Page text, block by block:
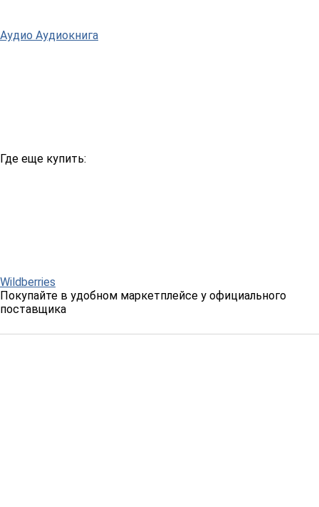
Аудио Аудиокнига
Где еще купить:
Wildberries
Покупайте в удобном маркетплейсе у официального
поставщика